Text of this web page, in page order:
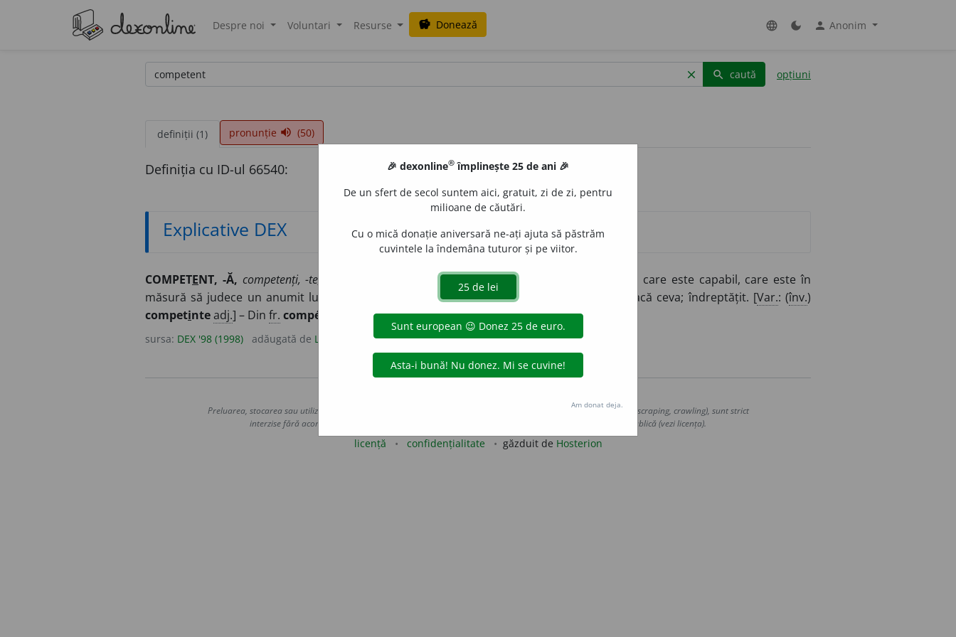
Despre noi Voluntari Resurse savings Donează language dark_mode person Anonim
clear search caută opțiuni
definiții (1) pronunție volume_up (50)
Definiția cu ID-ul 66540:
Explicative DEX
COMPETENT, -Ă, competenți, -te,
Care este bine informat într-un anumit domeniu; care este capabil, care este în
măsură să judece un anumit lucru.
Care are atribuția, căderea, autoritatea legală să facă ceva; îndreptățit. [Var.: (înv.)
competinteadj.] – Din fr. compétent.
sursa: DEX '98 (1998) adăugată de LauraGellner acțiuni
Preluarea, stocarea sau utilizarea datelor de pe acest site, inclusiv prin orice metode de extragere automată (web scraping, crawling), sunt strict
interzise fără acordul nostru prealabil scris, cu excepția seturilor de date oferite oficial spre utilizare publică (vezi licența).
licență confidențialitate găzduit de Hosterion
🎉 dexonline® împlinește 25 de ani 🎉
De un sfert de secol suntem aici, gratuit, zi de zi, pentru
milioane de căutări.
Cu o mică donație aniversară ne-ați ajuta să păstrăm
cuvintele la îndemâna tuturor și pe viitor.
Am donat deja.